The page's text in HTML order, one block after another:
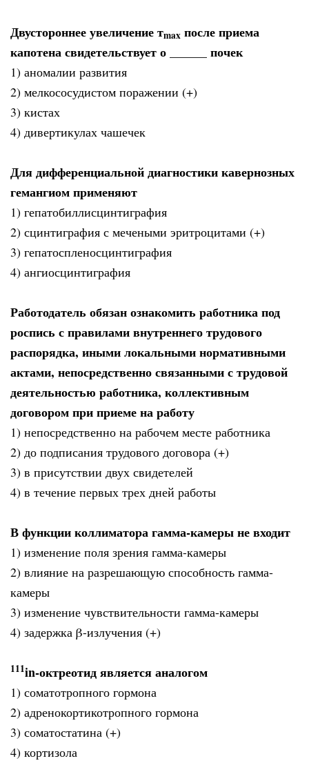
Двустороннее увеличение тmax после приема
капотена свидетельствует о ______ почек
1) аномалии развития
2) мелкососудистом поражении (+)
3) кистах
4) дивертикулах чашечек
Для дифференциальной диагностики кавернозных
гемангиом применяют
1) гепатобиллисцинтиграфия
2) сцинтиграфия с мечеными эритроцитами (+)
3) гепатоспленосцинтиграфия
4) ангиосцинтиграфия
Работодатель обязан ознакомить работника под
роспись с правилами внутреннего трудового
распорядка, иными локальными нормативными
актами, непосредственно связанными с трудовой
деятельностью работника, коллективным
договором при приеме на работу
1) непосредственно на рабочем месте работника
2) до подписания трудового договора (+)
3) в присутствии двух свидетелей
4) в течение первых трех дней работы
В функции коллиматора гамма-камеры не входит
1) изменение поля зрения гамма-камеры
2) влияние на разрешающую способность гамма-
камеры
3) изменение чувствительности гамма-камеры
4) задержка β-излучения (+)
111in-октреотид является аналогом
1) соматотропного гормона
2) адренокортикотропного гормона
3) соматостатина (+)
4) кортизола